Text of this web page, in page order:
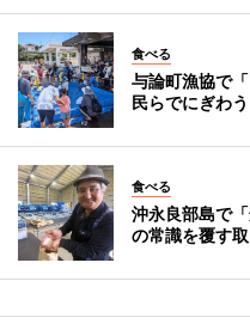
食べる
与論町漁協で
民らでにぎわう
食べる
沖永良部島で
の常識を覆す